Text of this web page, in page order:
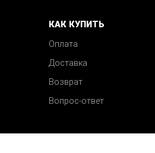
КАК КУПИТЬ
Оплата
Доставка
Возврат
Вопрос-ответ